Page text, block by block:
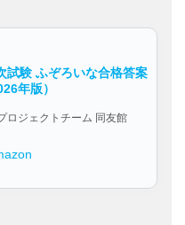
試験 ふぞろいな合格答案
年版）
ロジェクトチーム 同友館